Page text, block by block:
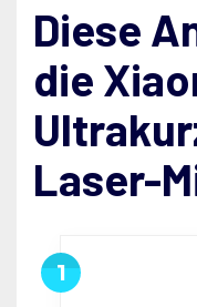
Diese
die
Laser-